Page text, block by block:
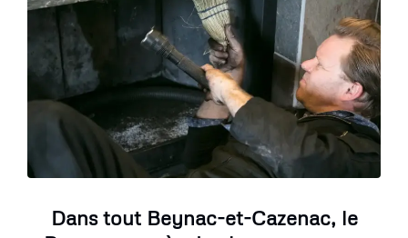
Dans tout Beynac-et-Cazenac, le